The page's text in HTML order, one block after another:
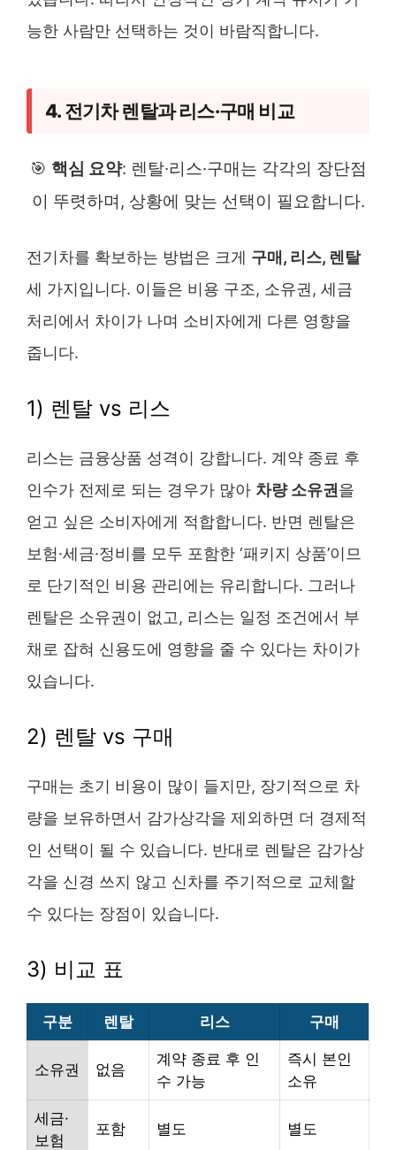
능한 사람만 선택하는 것이 바람직합니다.
4. 전기차 렌탈과 리스·구매 비교
🎯 핵심 요약: 렌탈·리스·구매는 각각의 장단점
이 뚜렷하며, 상황에 맞는 선택이 필요합니다.
전기차를 확보하는 방법은 크게 구매, 리스, 렌탈
세 가지입니다. 이들은 비용 구조, 소유권, 세금
처리에서 차이가 나며 소비자에게 다른 영향을
줍니다.
1) 렌탈 vs 리스
리스는 금융상품 성격이 강합니다. 계약 종료 후
인수가 전제로 되는 경우가 많아 차량 소유권을
얻고 싶은 소비자에게 적합합니다. 반면 렌탈은
보험·세금·정비를 모두 포함한 ‘패키지 상품’이므
로 단기적인 비용 관리에는 유리합니다. 그러나
렌탈은 소유권이 없고, 리스는 일정 조건에서 부
채로 잡혀 신용도에 영향을 줄 수 있다는 차이가
있습니다.
2) 렌탈 vs 구매
구매는 초기 비용이 많이 들지만, 장기적으로 차
량을 보유하면서 감가상각을 제외하면 더 경제적
인 선택이 될 수 있습니다. 반대로 렌탈은 감가상
각을 신경 쓰지 않고 신차를 주기적으로 교체할
수 있다는 장점이 있습니다.
3) 비교 표
구분 렌탈 리스 구매
소유권 없음
계약 종료 후 인
수 가능
즉시 본인
소유
세금·
보험
포함 별도 별도